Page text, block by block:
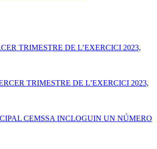
TRIMESTRE DE L’EXERCICI 2023,
TRIMESTRE DE L’EXERCICI 2023,
CEMSSA INCLOGUIN UN NÚMERO